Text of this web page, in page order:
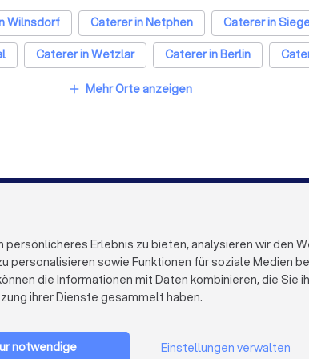
Wilnsdorf Caterer in Netphen Caterer in
Caterer in Wetzlar Caterer in Berlin
in Düsseldorf Caterer in Dortmund
add Mehr Orte anzeigen
Firmenprofil löschen
Trustlocal Top Pro
Erfahrungen
Impulse
Über
Arbeiten bei
Kontakt
Datenschutz
Erlebnis zu bieten, analysieren wir den
personalisieren sowie Funktionen für soziale Medien
die Informationen mit Daten kombinieren, die Sie
ihrer Dienste gesammelt haben.
notwendige Einstellungen verwalten